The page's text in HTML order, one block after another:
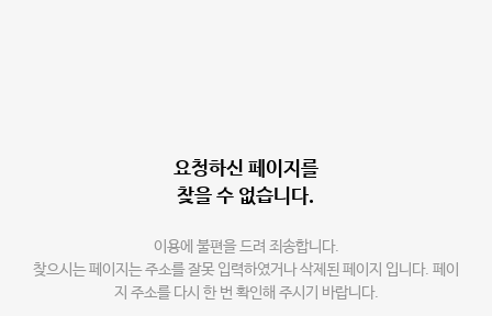
요청하신 페이지를
찾을 수 없습니다.
이용에 불편을 드려 죄송합니다.
찾으시는 페이지는 주소를 잘못 입력하였거나 삭제된 페이지 입니다. 페이
지 주소를 다시 한 번 확인해 주시기 바랍니다.